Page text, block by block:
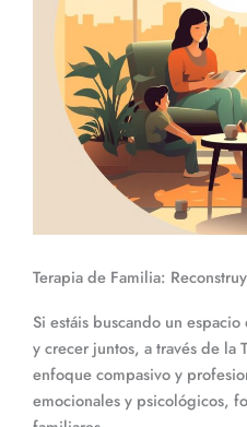
Terapia de Familia:
Si estáis buscando un
y crecer juntos, a través de la
enfoque compasivo y
emocionales y psicológicos,